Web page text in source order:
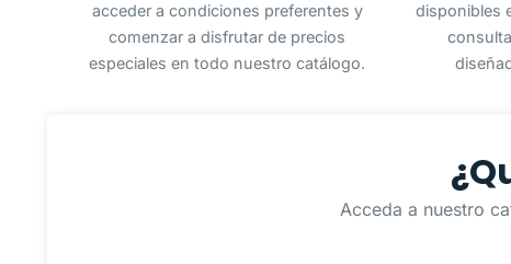
acceder a condiciones preferentes y
comenzar a disfrutar de precios
especiales en todo nuestro catálogo.
disponibles
Acceda a nuestro